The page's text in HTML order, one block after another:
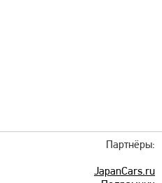
Партнёры:
JapanCars.ru